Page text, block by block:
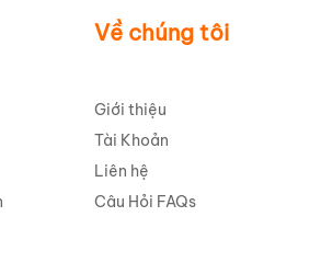
Về chúng tôi
Giới thiệu
Tài Khoản
Liên hệ
Câu Hỏi FAQs